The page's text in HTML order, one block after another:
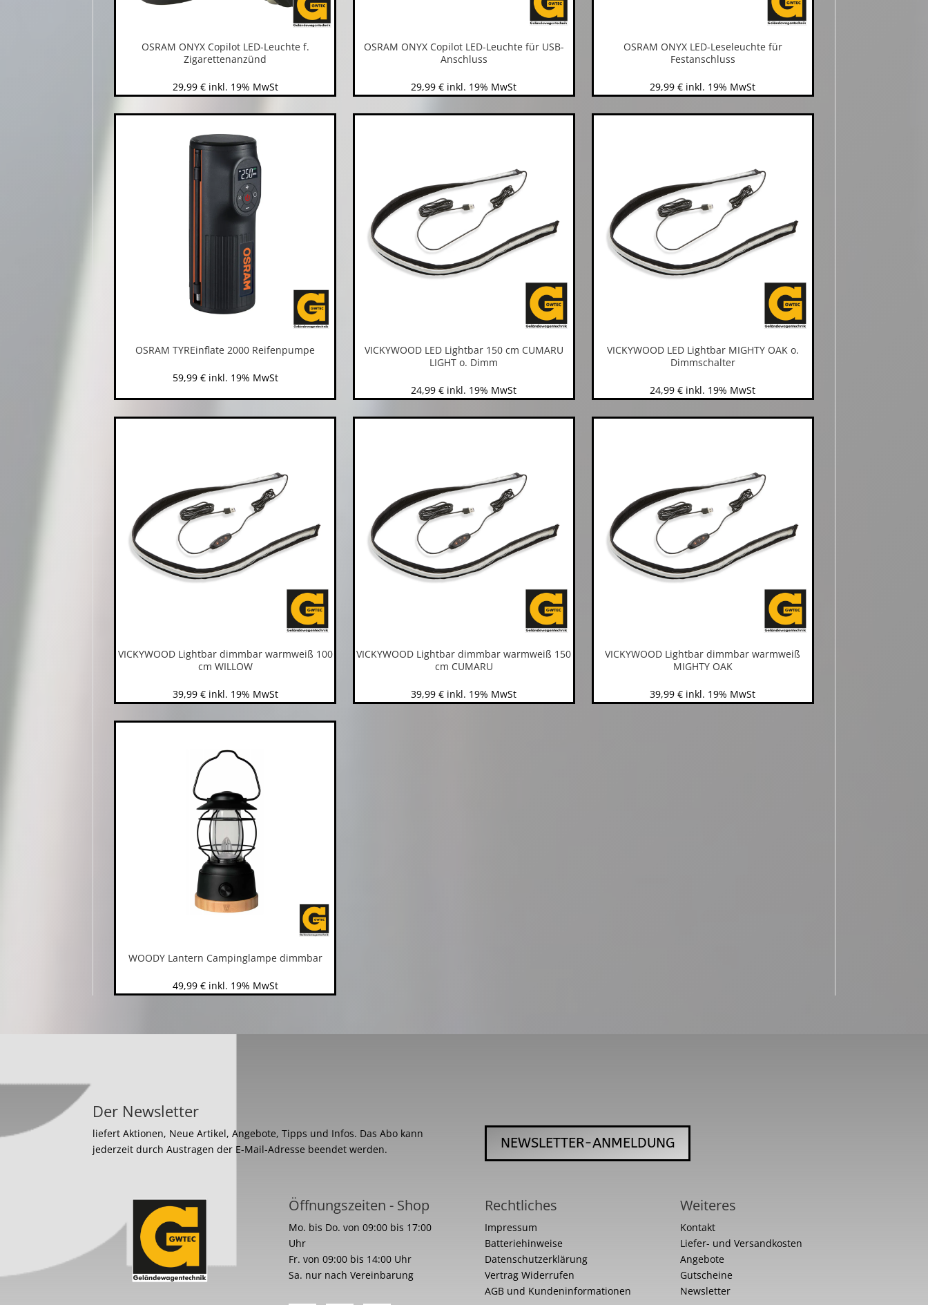
OSRAM ONYX Copilot LED-Leuchte f.
Zigarettenanzünd
29,99 € inkl. 19% MwSt
OSRAM ONYX Copilot LED-Leuchte für USB-
Anschluss
29,99€ inkl. 19% MwSt
OSRAM ONYX LED-Leseleuchte für
Festanschluss
29,99€ inkl. 19% MwSt
OSRAM TYREinflate 2000 Reifenpumpe
59,99 € inkl. 19% MwSt
VICKYWOOD LED Lightbar 150 cm CUMARU
LIGHT o. Dimm
24,99€ inkl. 19% MwSt
VICKYWOOD LED Lightbar MIGHTY OAK o.
Dimmschalter
24,99€ inkl. 19% MwSt
VICKYWOOD Lightbar dimmbar warmweiß 100
cm WILLOW
39,99 € inkl. 19% MwSt
VICKYWOOD Lightbar dimmbar warmweiß 150
cm CUMARU
39,99€ inkl. 19% MwSt
VICKYWOOD Lightbar dimmbar warmweiß
MIGHTY OAK
39,99€ inkl. 19% MwSt
WOODY Lantern Campinglampe dimmbar
49,99 € inkl. 19% MwSt
Der Newsletter
liefert Aktionen, Neue Artikel, Angebote, Tipps und Infos. Das Abo kann
jederzeit durch Austragen der E-Mail-Adresse beendet werden.
NEWSLETTER-ANMELDUNG
Öffnungszeiten - Shop
Mo. bis Do. von 09:00 bis 17:00
Uhr
Fr. von 09:00 bis 14:00 Uhr
Sa. nur nach Vereinbarung
Rechtliches
Impressum
Batteriehinweise
Datenschutzerklärung
Vertrag Widerrufen
AGB und Kundeninformationen
Weiteres
Kontakt
Liefer- und Versandkosten
Angebote
Gutscheine
Newsletter